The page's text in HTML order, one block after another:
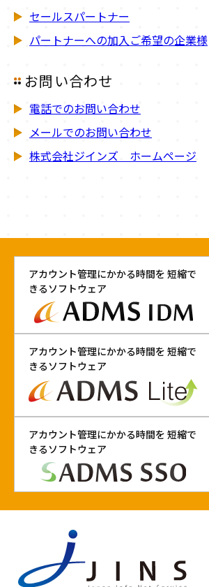
セールスパートナー
パートナーへの加入ご希望の企業様
お問い合わせ
電話でのお問い合わせ
メールでのお問い合わせ
株式会社ジインズ ホームページ
アカウント管理にかかる時間を 短縮で
きるソフトウェア
アカウント管理にかかる時間を 短縮で
きるソフトウェア
アカウント管理にかかる時間を 短縮で
きるソフトウェア